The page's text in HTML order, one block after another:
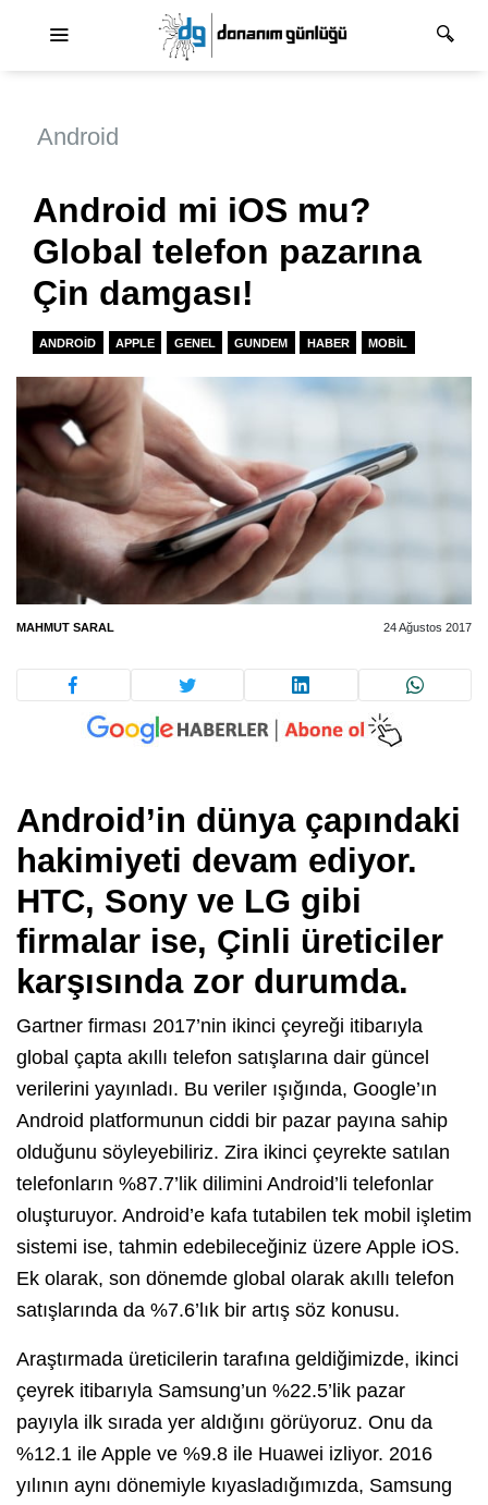
Android
Android mi iOS mu?
Global telefon pazarına
Çin damgası!
ANDROID APPLE GENEL GUNDEM HABER MOBIL
MAHMUT SARAL 24 Ağustos 2017
Android’in dünya çapındaki
hakimiyeti devam ediyor.
HTC, Sony ve LG gibi
firmalar ise, Çinli üreticiler
karşısında zor durumda.
Gartner firması 2017’nin ikinci çeyreği itibarıyla
global çapta akıllı telefon satışlarına dair güncel
verilerini yayınladı. Bu veriler ışığında, Google’ın
Android platformunun ciddi bir pazar payına sahip
olduğunu söyleyebiliriz. Zira ikinci çeyrekte satılan
telefonların %87.7’lik dilimini Android’li telefonlar
oluşturuyor. Android’e kafa tutabilen tek mobil işletim
sistemi ise, tahmin edebileceğiniz üzere Apple iOS.
Ek olarak, son dönemde global olarak akıllı telefon
satışlarında da %7.6’lık bir artış söz konusu.
Araştırmada üreticilerin tarafına geldiğimizde, ikinci
çeyrek itibarıyla Samsung’un %22.5’lik pazar
payıyla ilk sırada yer aldığını görüyoruz. Onu da
%12.1 ile Apple ve %9.8 ile Huawei izliyor. 2016
yılının aynı dönemiyle kıyasladığımızda, Samsung